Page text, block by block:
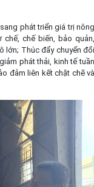
phát triển giá trị nông
chế biến, bảo quản,
lớn; Thúc đẩy chuyển đổi
phát thải, kinh tế tuần
đảm liên kết chặt chẽ và